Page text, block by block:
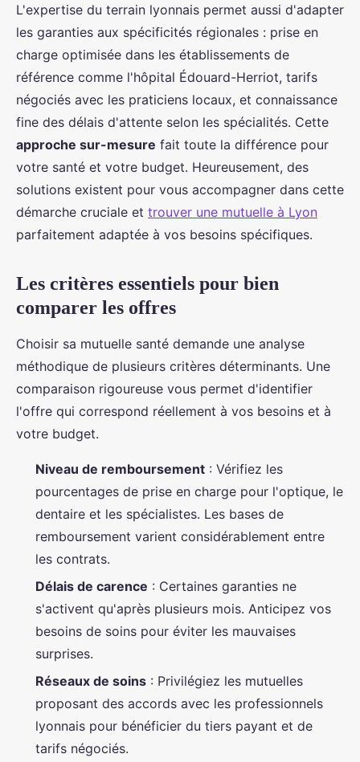
L'expertise du terrain lyonnais permet aussi d'adapter
les garanties aux spécificités régionales : prise en
charge optimisée dans les établissements de
référence comme l'hôpital Édouard-Herriot, tarifs
négociés avec les praticiens locaux, et connaissance
fine des délais d'attente selon les spécialités. Cette
approche sur-mesure fait toute la différence pour
votre santé et votre budget. Heureusement, des
solutions existent pour vous accompagner dans cette
démarche cruciale et trouver une mutuelle à Lyon
parfaitement adaptée à vos besoins spécifiques.
Les critères essentiels pour bien
comparer les offres
Choisir sa mutuelle santé demande une analyse
méthodique de plusieurs critères déterminants. Une
comparaison rigoureuse vous permet d'identifier
l'offre qui correspond réellement à vos besoins et à
votre budget.
Niveau de remboursement : Vérifiez les
pourcentages de prise en charge pour l'optique, le
dentaire et les spécialistes. Les bases de
remboursement varient considérablement entre
les contrats.
Délais de carence : Certaines garanties ne
s'activent qu'après plusieurs mois. Anticipez vos
besoins de soins pour éviter les mauvaises
surprises.
Réseaux de soins : Privilégiez les mutuelles
proposant des accords avec les professionnels
lyonnais pour bénéficier du tiers payant et de
tarifs négociés.